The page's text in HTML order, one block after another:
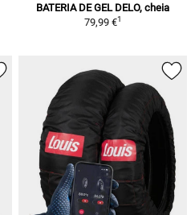
BATERIA DE GEL DELO, cheia
79,99 €1